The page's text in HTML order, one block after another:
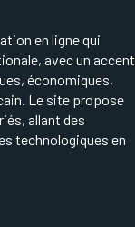
en ligne qui
avec un accent
économiques,
Le site propose
allant des
technologiques en